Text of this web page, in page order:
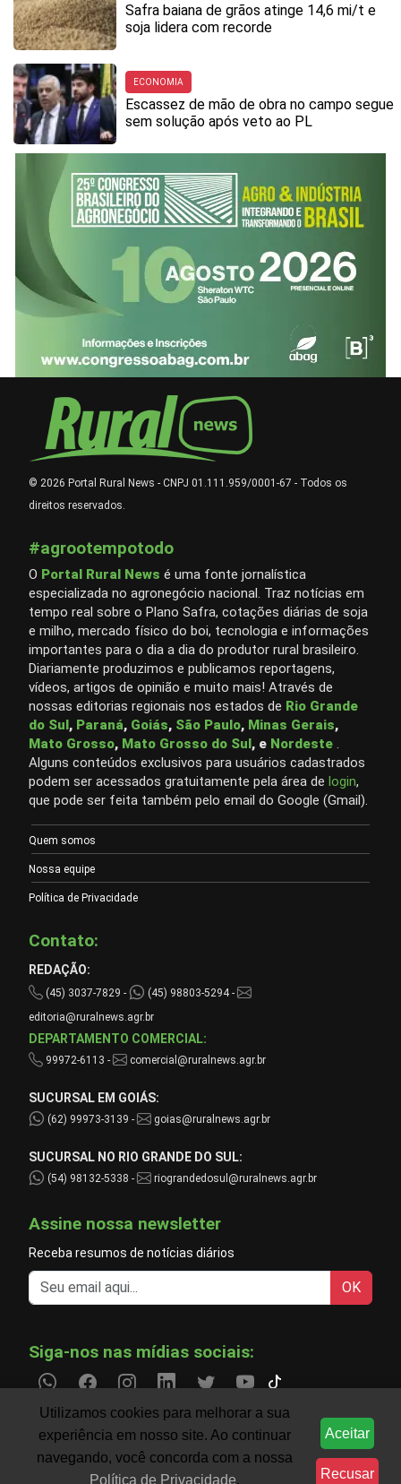
Safra baiana de grãos atinge 14,6 mi/t e
soja lidera com recorde
ECONOMIA
Escassez de mão de obra no campo segue
sem solução após veto ao PL
© 2026 Portal Rural News - CNPJ 01.111.959/0001-67 - Todos os
direitos reservados.
#agrootempotodo
O Portal Rural News é uma fonte jornalística
especializada no agronegócio nacional. Traz notícias em
tempo real sobre o Plano Safra, cotações diárias de soja
e milho, mercado físico do boi, tecnologia e informações
importantes para o dia a dia do produtor rural brasileiro.
Diariamente produzimos e publicamos reportagens,
vídeos, artigos de opinião e muito mais! Através de
nossas editorias regionais nos estados de Rio Grande
do Sul, Paraná, Goiás, São Paulo, Minas Gerais,
Mato Grosso, Mato Grosso do Sul, e Nordeste
Alguns conteúdos exclusivos para usuários cadastrados
podem ser acessados gratuitamente pela área de login,
que pode ser feita também pelo email do Google (Gmail).
Quem somos
Nossa equipe
Política de Privacidade
Contato:
REDAÇÃO:
(45) 3037-7829 -
(45) 98803-5294 -
editoria@ruralnews.agr.br
DEPARTAMENTO COMERCIAL:
99972-6113 - comercial@ruralnews.agr.br
SUCURSAL EM GOIÁS:
(62) 99973-3139 - goias@ruralnews.agr.br
SUCURSAL NO RIO GRANDE DO SUL:
(54) 98132-5338 - riograndedosul@ruralnews.agr.br
Assine nossa newsletter
Receba resumos de notícias diários
OK
Siga-nos nas mídias sociais:
Utilizamos cookies para melhorar a sua
experiência em nosso site. Ao continuar
navegando, você concorda com a nossa
Política de Privacidade.
Aceitar
Recusar
CLIMA Informações do agronegócio temporariamente